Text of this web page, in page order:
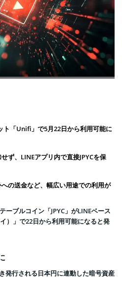
ト「Unifi」で5月22日から利用可能に
ず、LINEアプリ内で直接JPYCを保
の送金など、幅広い用途での利用が
ーブルコイン「JPYC」がLINEベース
）」で22日から利用可能になると発
発行される日本円に連動した暗号資産